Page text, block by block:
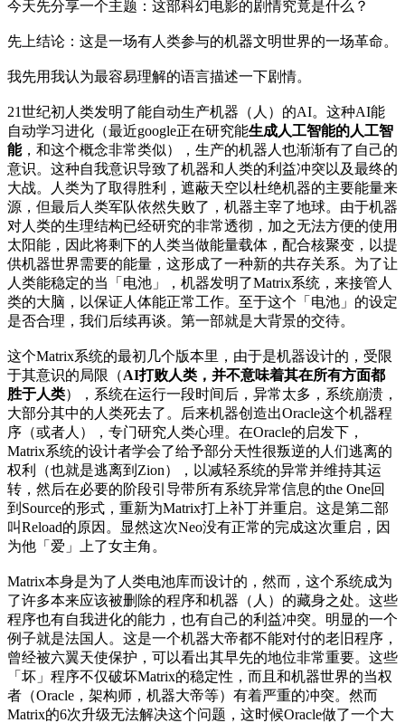
今天先分享一个主题：这部科幻电影的剧情究竟是什么？
先上结论：这是一场有人类参与的机器文明世界的一场革命。
我先用我认为最容易理解的语言描述一下剧情。
21世纪初人类发明了能自动生产机器（人）的AI。这种AI能
自动学习进化（最近google正在研究能生成人工智能的人工智
能，和这个概念非常类似），生产的机器人也渐渐有了自己的
意识。这种自我意识导致了机器和人类的利益冲突以及最终的
大战。人类为了取得胜利，遮蔽天空以杜绝机器的主要能量来
源，但最后人类军队依然失败了，机器主宰了地球。由于机器
对人类的生理结构已经研究的非常透彻，加之无法方便的使用
太阳能，因此将剩下的人类当做能量载体，配合核聚变，以提
供机器世界需要的能量，这形成了一种新的共存关系。为了让
人类能稳定的当「电池」，机器发明了Matrix系统，来接管人
类的大脑，以保证人体能正常工作。至于这个「电池」的设定
是否合理，我们后续再谈。第一部就是大背景的交待。
这个Matrix系统的最初几个版本里，由于是机器设计的，受限
于其意识的局限（AI打败人类，并不意味着其在所有方面都
胜于人类），系统在运行一段时间后，异常太多，系统崩溃，
大部分其中的人类死去了。后来机器创造出Oracle这个机器程
序（或者人），专门研究人类心理。在Oracle的启发下，
Matrix系统的设计者学会了给予部分天性很叛逆的人们逃离的
权利（也就是逃离到Zion），以减轻系统的异常并维持其运
转，然后在必要的阶段引导带所有系统异常信息的the One回
到Source的形式，重新为Matrix打上补丁并重启。这是第二部
叫Reload的原因。显然这次Neo没有正常的完成这次重启，因
为他「爱」上了女主角。
Matrix本身是为了人类电池库而设计的，然而，这个系统成为
了许多本来应该被删除的程序和机器（人）的藏身之处。这些
程序也有自我进化的能力，也有自己的利益冲突。明显的一个
例子就是法国人。这是一个机器大帝都不能对付的老旧程序，
曾经被六翼天使保护，可以看出其早先的地位非常重要。这些
「坏」程序不仅破坏Matrix的稳定性，而且和机器世界的当权
者（Oracle，架构师，机器大帝等）有着严重的冲突。然而
Matrix的6次升级无法解决这个问题，这时候Oracle做了一个大